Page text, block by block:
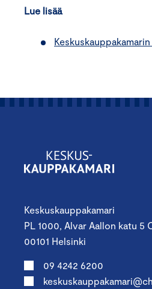
Lue lisää
Keskuskauppakamari
PL 1000, Alvar Aallon katu 5
00101 Helsinki
09 4242 6200